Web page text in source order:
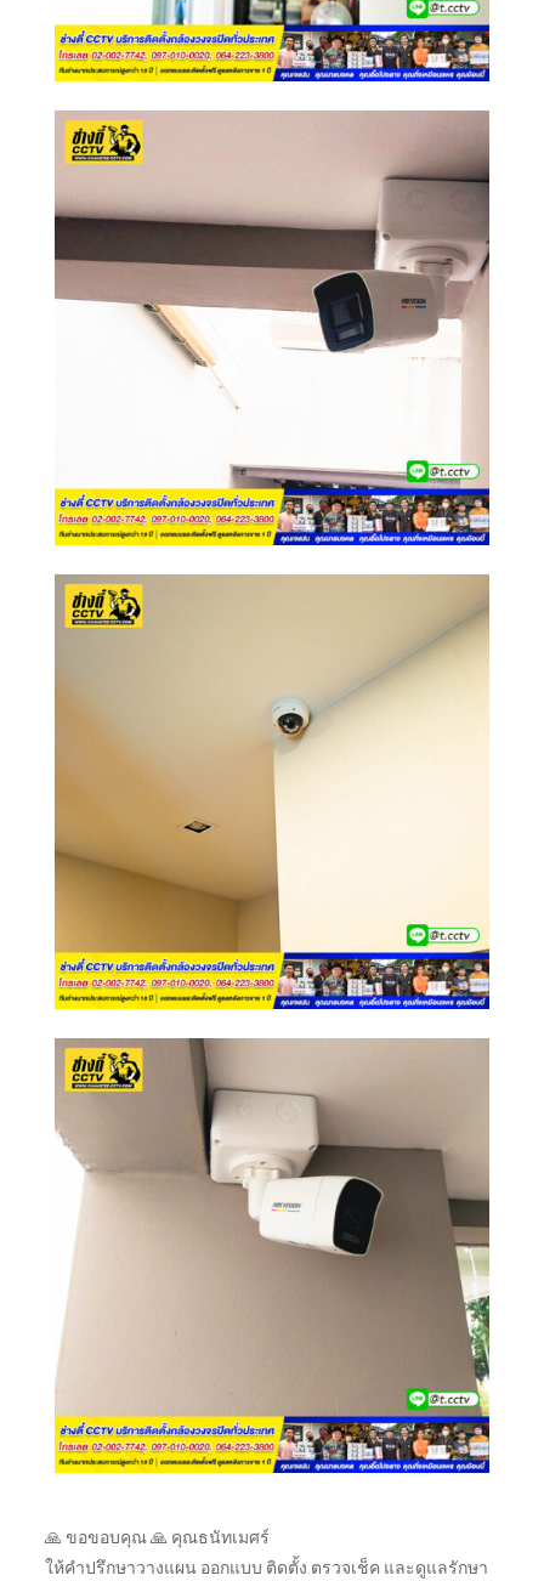
🙏 ขอขอบคุณ 🙏 คุณธนัทเมศร์
ให้คำปรึกษาวางแผน ออกแบบ ติดตั้ง ตรวจเช็ค และดูแลรักษา